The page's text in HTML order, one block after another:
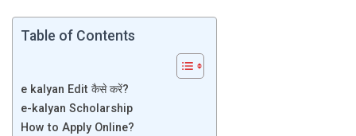
Table of Contents
e kalyan Edit कैसे करें?
e-kalyan Scholarship
How to Apply Online?